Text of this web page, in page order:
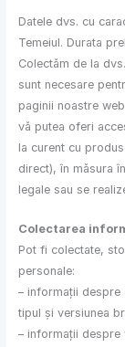
Datele dvs. cu
Temeiul. Durata
Colectăm de la
sunt necesare
paginii noastre
vă putea oferi
la curent cu
direct), în măsura
legale sau se
Colectarea
Pot fi colectate,
personale:
– informații despre
tipul și versiunea
– informații despre